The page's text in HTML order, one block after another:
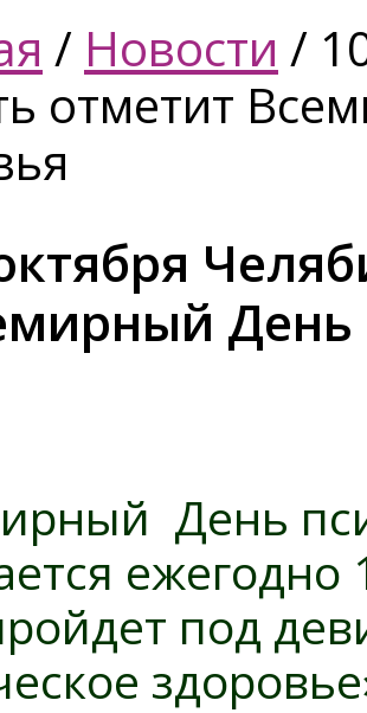
/ Новости /
отметит
День
День
ежегодно
под